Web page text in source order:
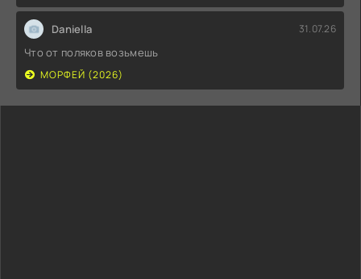
Daniella 31.07.26
Что от поляков возьмешь
МОРФЕЙ (2026)